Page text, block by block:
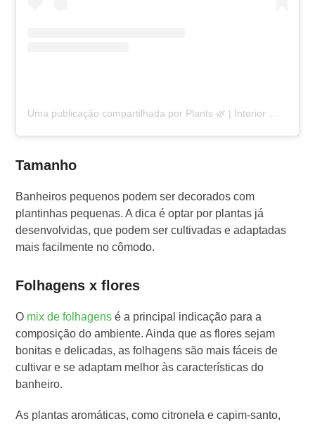
Tamanho
Banheiros pequenos podem ser decorados com
plantinhas pequenas. A dica é optar por plantas já
desenvolvidas, que podem ser cultivadas e adaptadas
mais facilmente no cômodo.
Folhagens x flores
O mix de folhagens é a principal indicação para a
composição do ambiente. Ainda que as flores sejam
bonitas e delicadas, as folhagens são mais fáceis de
cultivar e se adaptam melhor às características do
banheiro.
As plantas aromáticas, como citronela e capim-santo,